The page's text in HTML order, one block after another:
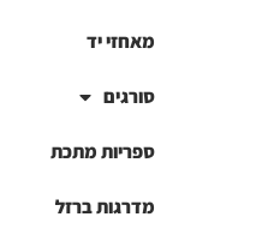
מאחזי יד
סורגים
ספריות מתכת
מדרגות ברזל